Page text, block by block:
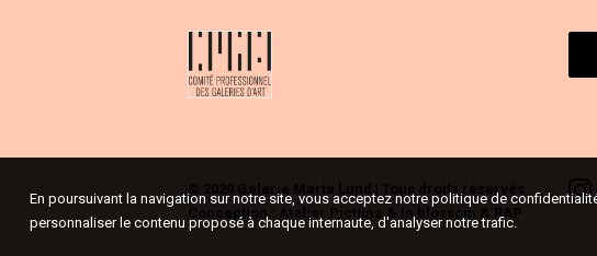
© 2020 Galerie Maria Lund | Tous droits réservés.
Conception : Atelier Pictima& In blossom & RAP
En poursuivant la navigation sur notre site, vous acceptez notre politique de
personnaliser le contenu proposé à chaque internaute, d'analyser notre trafic.